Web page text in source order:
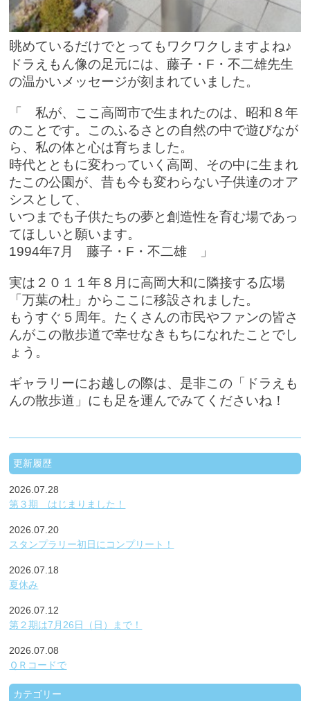
眺めているだけでとってもワクワクしますよね♪
ドラえもん像の足元には、藤子・F・不二雄先生
の温かいメッセージが刻まれていました。
「 私が、ここ高岡市で生まれたのは、昭和８年
のことです。このふるさとの自然の中で遊びなが
ら、私の体と心は育ちました。
時代とともに変わっていく高岡、その中に生まれ
たこの公園が、昔も今も変わらない子供達のオア
シスとして、
いつまでも子供たちの夢と創造性を育む場であっ
てほしいと願います。
1994年7月 藤子・F・不二雄 」
実は２０１１年８月に高岡大和に隣接する広場
「万葉の杜」からここに移設されました。
もうすぐ５周年。たくさんの市民やファンの皆さ
んがこの散歩道で幸せなきもちになれたことでし
ょう。
ギャラリーにお越しの際は、是非この「ドラえも
んの散歩道」にも足を運んでみてくださいね！
更新履歴
2026.07.28
第３期 はじまりました！
2026.07.20
スタンプラリー初日にコンプリート！
2026.07.18
夏休み
2026.07.12
第２期は7月26日（日）まで！
2026.07.08
ＱＲコードで
カテゴリー